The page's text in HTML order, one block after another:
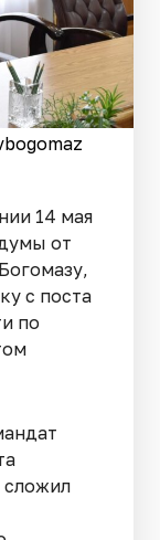
14 мая
от
с поста
по
сложил